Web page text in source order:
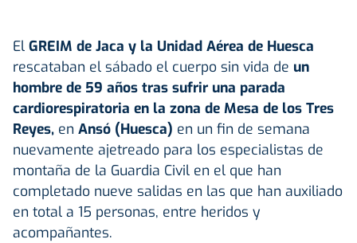
El GREIM de Jaca y la Unidad Aérea de Huesca
rescataban el sábado el cuerpo sin vida de un
hombre de 59 años tras sufrir una parada
cardiorespiratoria en la zona de Mesa de los Tres
Reyes, en Ansó (Huesca) en un fin de semana
nuevamente ajetreado para los especialistas de
montaña de la Guardia Civil en el que han
completado nueve salidas en las que han auxiliado
en total a 15 personas, entre heridos y
acompañantes.